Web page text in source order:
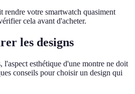
votre smartwatch quasiment
cela avant d'acheter.
les designs
l'aspect esthétique d'une montre ne doit
conseils pour choisir un design qui